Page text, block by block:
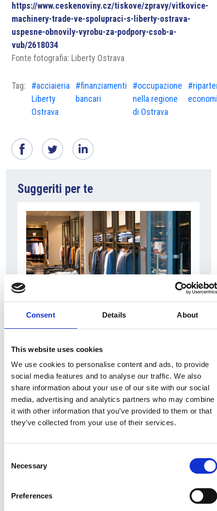
Consent Details About
This website uses cookies
We use cookies to personalise content and ads, to provide
social media features and to analyse our traffic. We also
share information about your use of our site with our social
media, advertising and analytics partners who may combine
it with other information that you’ve provided to them or that
they’ve collected from your use of their services.
Selection
Necessary
Preferences
https://www.ceskenoviny.cz/tiskove/zpravy/vitkovice-
machinery-trade-ve-spolupraci-s-liberty-ostrava-
uspesne-obnovily-vyrobu-za-podpory-csob-a-
vub/2618034
Fonte fotografia: Liberty Ostrava
Tag:
#acciaieria
Liberty
Ostrava
#finanziamenti
bancari
#occupazione
nella regione
di Ostrava
Suggeriti per te
5 Agosto 2026
Il commercio retail continua con una crescita
Repubblica Ceca